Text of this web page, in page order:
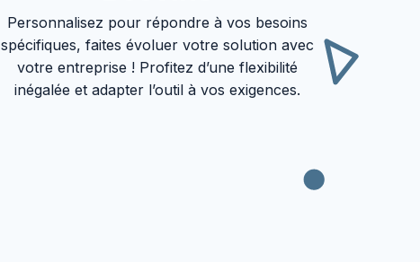
Personnalisez pour répondre à vos besoins
spécifiques, faites évoluer votre solution avec
votre entreprise ! Profitez d’une flexibilité
inégalée et adapter l’outil à vos exigences.